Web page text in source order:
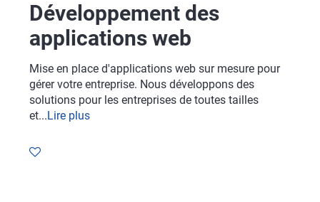
Développement des
applications web
Mise en place d'applications web sur mesure pour
gérer votre entreprise. Nous développons des
solutions pour les entreprises de toutes tailles
et...Lire plus